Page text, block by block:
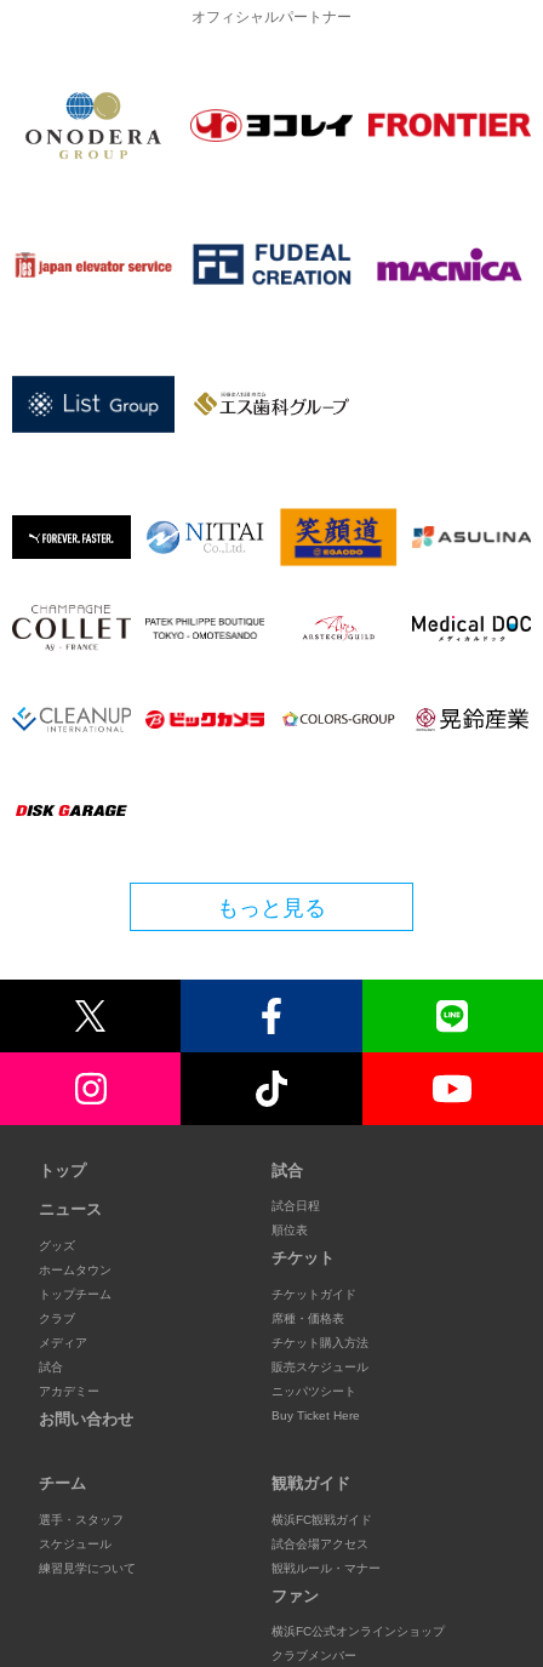
オフィシャルパートナー
もっと見る
トップ
ニュース
グッズ
ホームタウン
トップチーム
クラブ
メディア
試合
アカデミー
お問い合わせ
試合
試合日程
順位表
チケット
チケットガイド
席種・価格表
チケット購入方法
販売スケジュール
ニッパツシート
Buy Ticket Here
チーム
選手・スタッフ
スケジュール
練習見学について
観戦ガイド
横浜FC観戦ガイド
試合会場アクセス
観戦ルール・マナー
ファン
横浜FC公式オンラインショップ
クラブメンバー